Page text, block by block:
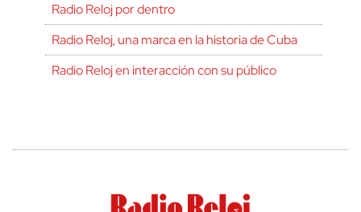
Radio Reloj por dentro
Radio Reloj, una marca en la historia de Cuba
Radio Reloj en interacción con su público